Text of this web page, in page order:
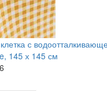
с
145 х 145 см